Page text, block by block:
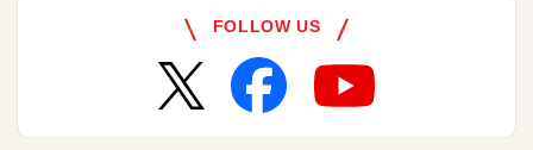
FOLLOW US